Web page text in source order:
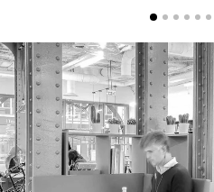
d'affaires
Lyon
Location
bureaux
Paris
Centre
d'affaires
Montpellier